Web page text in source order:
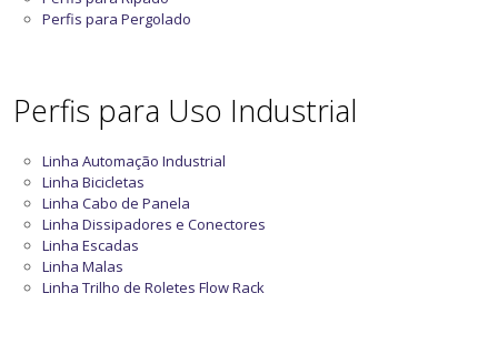
Perfis para Pergolado
Perfis para Uso Industrial
Linha Automação Industrial
Linha Bicicletas
Linha Cabo de Panela
Linha Dissipadores e Conectores
Linha Escadas
Linha Malas
Linha Trilho de Roletes Flow Rack